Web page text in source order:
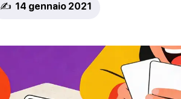
✍️ 14 gennaio 2021